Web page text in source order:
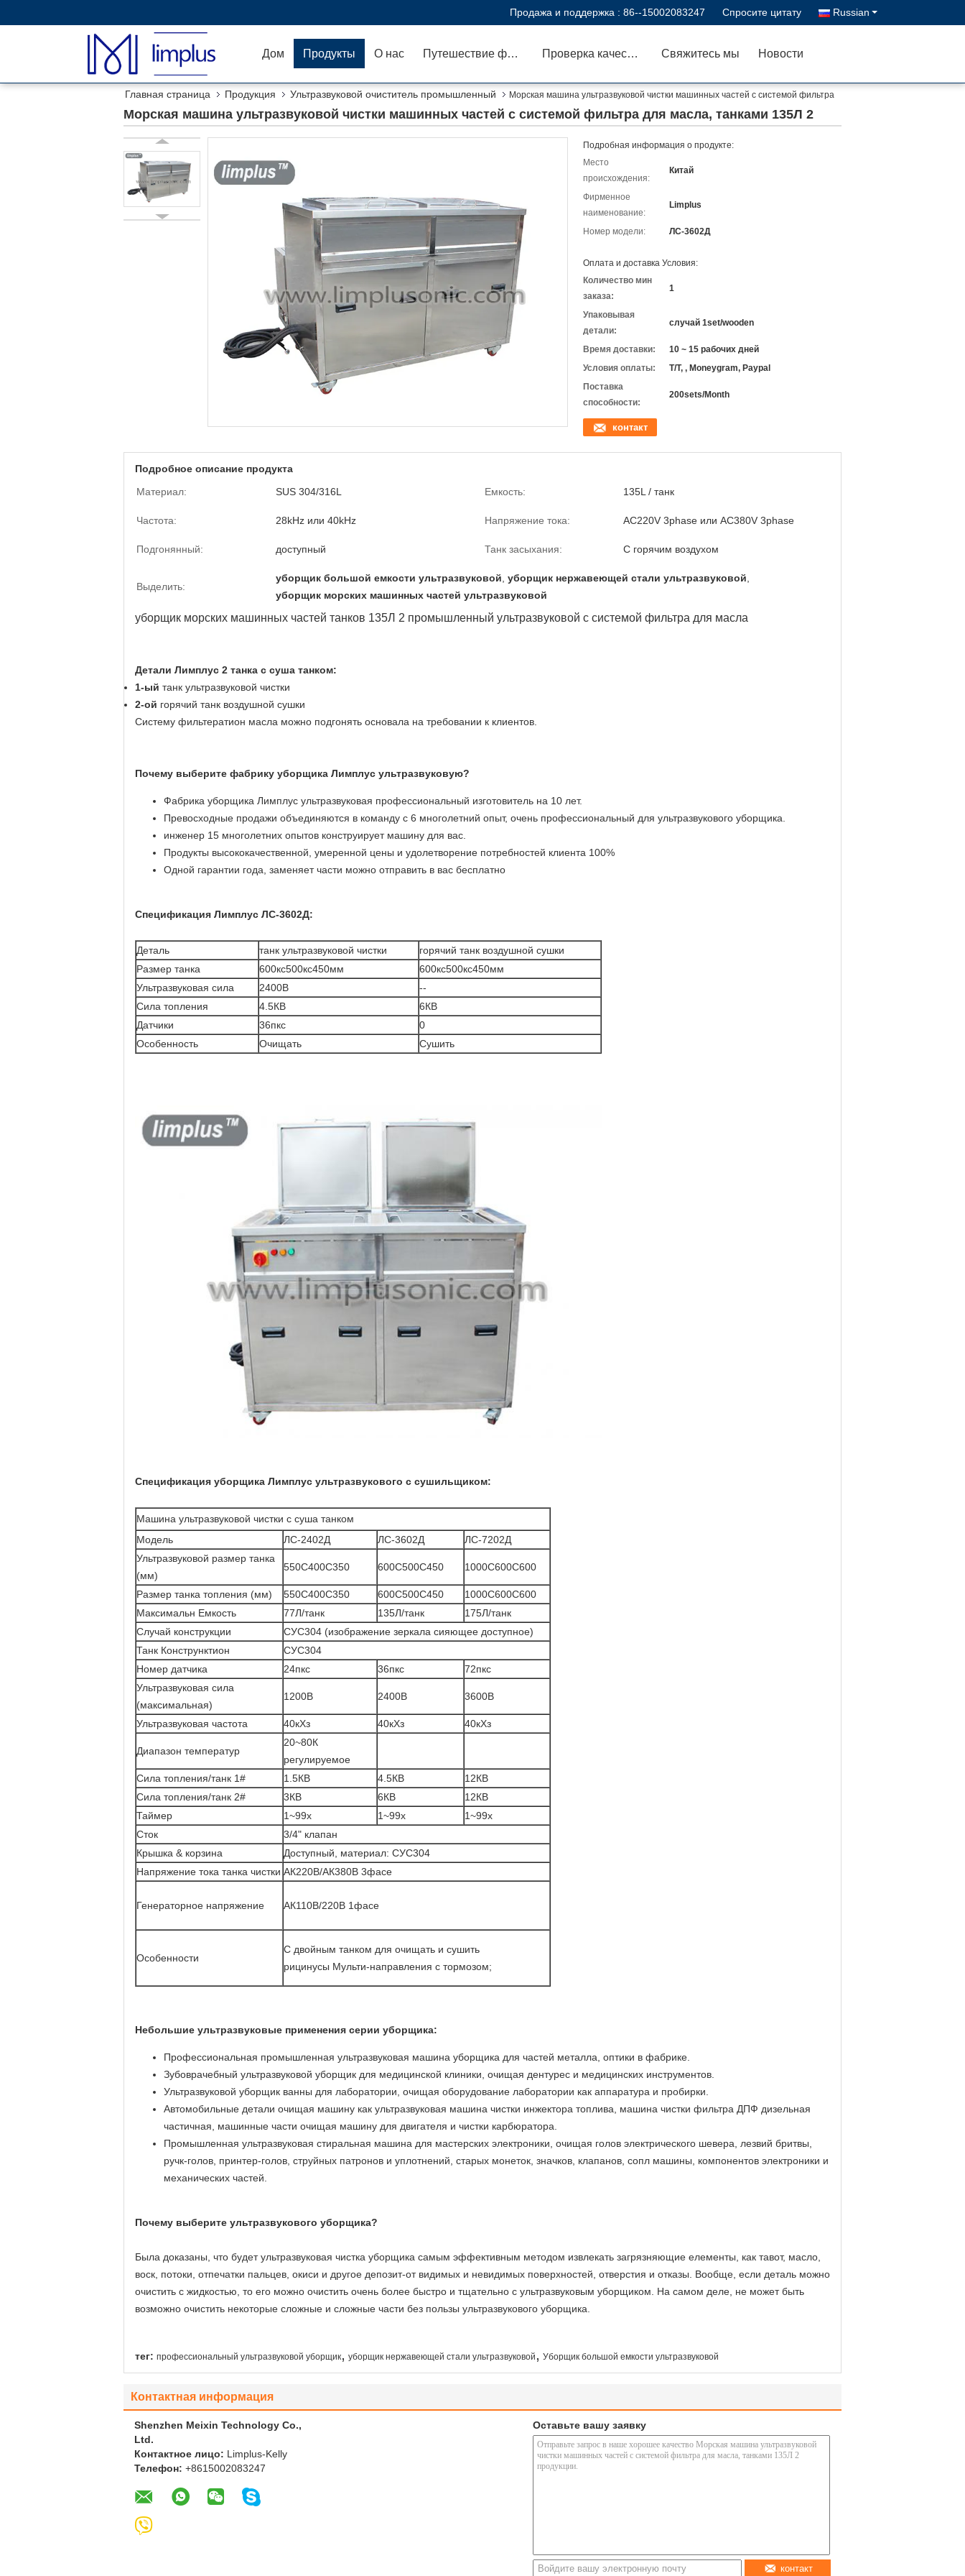
Продажа и поддержка : 86--15002083247 Спросите цитату Russian
Дом Продукты О нас Путешествие фабрики Проверка качества Свяжитесь мы Новости
Главная страница Продукция Ультразвуковой очиститель промышленный
Морская машина ультразвуковой чистки машинных частей с системой фильтра
для масла, танками 135Л 2
Морская машина ультразвуковой чистки машинных частей с системой фильтра для масла, танками 135Л 2
Подробная информация о продукте:
Место
происхождения:
Китай
Фирменное
наименование:
Limplus
Номер модели: ЛС-3602Д
Оплата и доставка Условия:
Количество мин
заказа:
1
Упаковывая
детали:
случай 1set/wooden
Время доставки:
10 ~ 15 рабочих дней
Условия оплаты:
T/T, , Moneygram, Paypal
Поставка
способности:
200sets/Month
контакт
Подробное описание продукта
Материал:
SUS 304/316L Емкость: 135L / танк
Частота: 28kHz или 40kHz Напряжение тока: AC220V 3phase или AC380V 3phase
Подгонянный: доступный Танк засыхания: С горячим воздухом
Выделить:
уборщик большой емкости ультразвуковой уборщик нержавеющей стали ультразвуковой
уборщик морских машинных частей ультразвуковой
уборщик морских машинных частей танков 135Л 2 промышленный ультразвуковой с системой фильтра для масла
Детали Лимплус 2 танка с суша танком:
1-ый танк ультразвуковой чистки
2-ой горячий танк воздушной сушки
Систему фильтератион масла можно подгонять основала на требовании к клиентов.
Почему выберите фабрику уборщика Лимплус ультразвуковую?
Фабрика уборщика Лимплус ультразвуковая профессиональный изготовитель на 10 лет.
Превосходные продажи объединяются в команду с 6 многолетний опыт, очень профессиональный для ультразвукового уборщика.
инженер 15 многолетних опытов конструирует машину для вас.
Продукты высококачественной, умеренной цены и удолетворение потребностей клиента 100%
Одной гарантии года, заменяет части можно отправить в вас бесплатно
Спецификация Лимплус ЛС-3602Д:
Деталь танк ультразвуковой чистки
горячий танк воздушной сушки
Размер танка
600кс500кс450мм
600кс500кс450мм
Ультразвуковая сила
2400В
--
Сила топления
4.5КВ
6КВ
Датчики
36пкс
0
Особенность
Очищать Сушить
Спецификация уборщика Лимплус ультразвукового с сушильщиком:
Машина ультразвуковой чистки с суша танком
Модель
ЛС-2402Д ЛС-3602Д
ЛС-7202Д
Ультразвуковой размер танка
(мм)
550С400С350 600С500С450 1000С600С600
Размер танка топления (мм) 550С400С350 600С500С450
1000С600С600
Максимальн Емкость
77Л/танк 135Л/танк
175Л/танк
Случай конструкции
СУС304 (изображение зеркала сияющее доступное)
Танк Конструнктион
СУС304
Номер датчика
24пкс 36пкс
72пкс
Ультразвуковая сила
(максимальная)
1200В 2400В 3600В
Ультразвуковая частота 40кХз 40кХз 40кХз
Диапазон температур
20~80К
регулируемое
Сила топления/танк 1#
1.5КВ 4.5КВ
12КВ
Сила топления/танк 2#
3КВ 6КВ
12КВ
Таймер
1~99х 1~99х
1~99х
Сток
3/4" клапан
Крышка & корзина
Доступный, материал: СУС304
Напряжение тока танка чистки АК220В/АК380В 3фасе
Генераторное напряжение АК110В/220В 1фасе
Особенности
С двойным танком для очищать и сушить
рицинусы Мульти-направления с тормозом;
Небольшие ультразвуковые применения серии уборщика:
Профессиональная промышленная ультразвуковая машина уборщика для частей металла, оптики в фабрике.
Зубоврачебный ультразвуковой уборщик для медицинской клиники, очищая дентурес и медицинских инструментов.
Ультразвуковой уборщик ванны для лаборатории, очищая оборудование лаборатории как аппаратура и пробирки.
Автомобильные детали очищая машину как ультразвуковая машина чистки инжектора топлива, машина чистки фильтра ДПФ дизельная
частичная, машинные части очищая машину для двигателя и чистки карбюратора.
Промышленная ультразвуковая стиральная машина для мастерских электроники, очищая голов электрического шевера, лезвий бритвы,
ручк-голов, принтер-голов, струйных патронов и уплотнений, старых монеток, значков, клапанов, сопл машины, компонентов электроники и
механических частей.
Почему выберите ультразвукового уборщика?
Была доказаны, что будет ультразвуковая чистка уборщика самым эффективным методом извлекать загрязняющие елементы, как тавот, масло,
воск, потоки, отпечатки пальцев, окиси и другое депозит-от видимых и невидимых поверхностей, отверстия и отказы. Вообще, если деталь можно
очистить с жидкостью, то его можно очистить очень более быстро и тщательно с ультразвуковым уборщиком. На самом деле, не может быть
возможно очистить некоторые сложные и сложные части без пользы ультразвукового уборщика.
тег: профессиональный ультразвуковой уборщик, уборщик нержавеющей стали ультразвуковой , Уборщик большой емкости ультразвуковой
Контактная информация
Shenzhen Meixin Technology Co.,
Ltd.
Контактное лицо: Limplus-Kelly
Телефон: +8615002083247
Оставьте вашу заявку
контакт